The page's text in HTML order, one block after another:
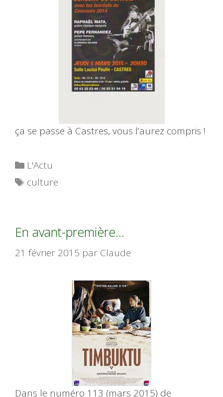
ça se passe à Castres, vous l’aurez compris !
Catégories
L'Actu
Étiquettes
culture
En avant-première…
21 février 2015 par Claude
Dans le numéro 113 (mars 2015) de